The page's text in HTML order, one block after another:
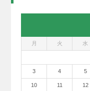
月 火 水
3 4 5
10 11 12